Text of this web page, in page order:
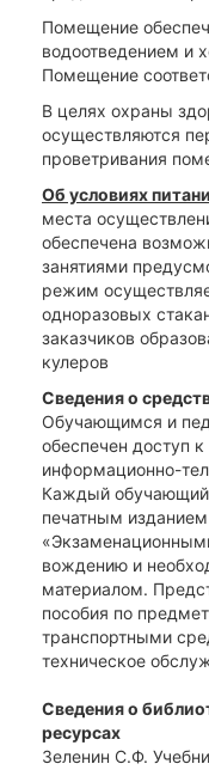
Помещение
водоотведением и
Помещение
В целях охраны
осуществляются
проветривания
Об условиях
места
обеспечена
занятиями
режим
одноразовых
заказчиков
кулеров
Сведения о
Обучающимся и
обеспечен доступ
информационно-
Каждый
печатным
вождению и
материалом.
пособия по
транспортными
техническое
Сведения о
ресурсах
Зеленин С.Ф.